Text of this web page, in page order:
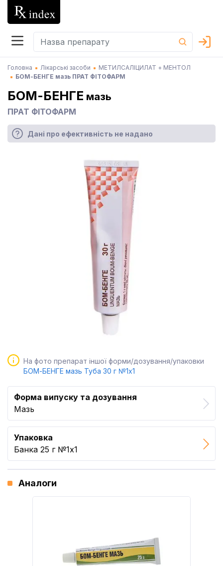
Головна Лікарські засоби
МЕТИЛСАЛІЦИЛАТ + МЕНТОЛ
БОМ-БЕНГЕ мазь ПРАТ ФІТОФАРМ
БОМ-БЕНГЕ мазь
ПРАТ ФІТОФАРМ
Дані про ефективність не надано
На фото препарат іншої форми/дозування/упаковки
БОМ-БЕНГЕ мазь Туба 30 г №1x1
Форма випуску та дозування
Мазь
Упаковка
Банка 25 г №1x1
Аналоги